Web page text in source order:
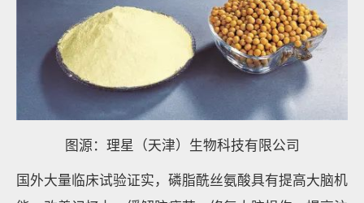
图源：理星（天津）生物科技有限公司
国外大量临床试验证实，磷脂酰丝氨酸具有提高大脑机